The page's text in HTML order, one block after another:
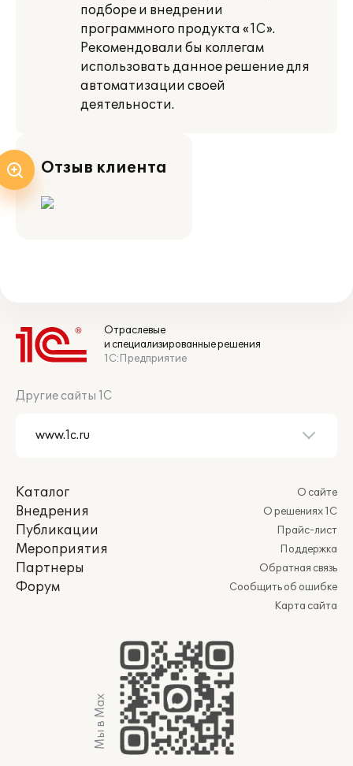
подборе и внедрении
программного продукта «1С».
Рекомендовали бы коллегам
использовать данное решение для
автоматизации своей
деятельности.
Отзыв клиента
Отраслевые
и специализированные решения
1С:Предприятие
Другие сайты 1С
Каталог
Внедрения
Публикации
Мероприятия
Партнеры
Форум
О сайте
О решениях 1С
Прайс-лист
Поддержка
Обратная связь
Сообщить об ошибке
Карта сайта
Мы в Max